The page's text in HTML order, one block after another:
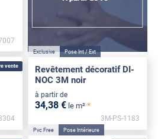
vente
Exclusive Pose Int / Ext
Revêtement décoratif DI-
NOC 3M noir
à partir de
34,38 € le m² *
3M-PS-1183
Pvc Free Pose Intérieure